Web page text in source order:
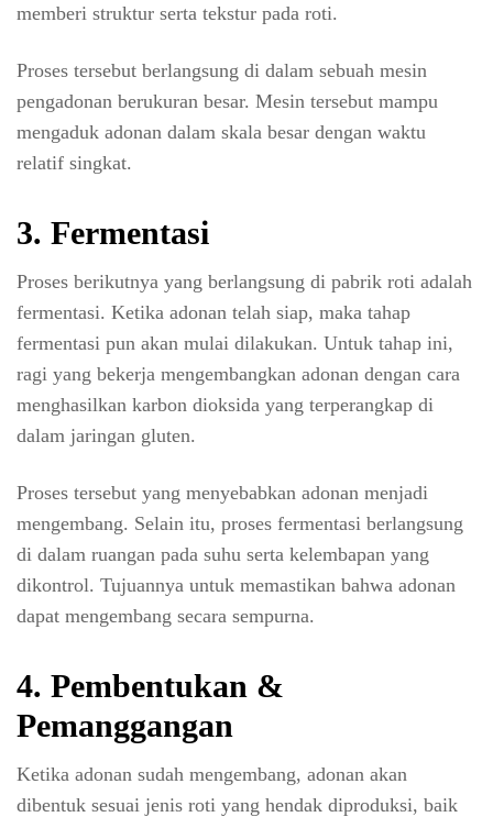
memberi struktur serta tekstur pada roti.
Proses tersebut berlangsung di dalam sebuah mesin
pengadonan berukuran besar. Mesin tersebut mampu
mengaduk adonan dalam skala besar dengan waktu
relatif singkat.
3. Fermentasi
Proses berikutnya yang berlangsung di pabrik roti adalah
fermentasi. Ketika adonan telah siap, maka tahap
fermentasi pun akan mulai dilakukan. Untuk tahap ini,
ragi yang bekerja mengembangkan adonan dengan cara
menghasilkan karbon dioksida yang terperangkap di
dalam jaringan gluten.
Proses tersebut yang menyebabkan adonan menjadi
mengembang. Selain itu, proses fermentasi berlangsung
di dalam ruangan pada suhu serta kelembapan yang
dikontrol. Tujuannya untuk memastikan bahwa adonan
dapat mengembang secara sempurna.
4. Pembentukan &
Pemanggangan
Ketika adonan sudah mengembang, adonan akan
dibentuk sesuai jenis roti yang hendak diproduksi, baik